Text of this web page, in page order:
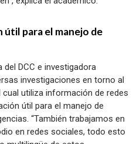
para el manejo de
del DCC e investigadora
investigaciones en torno al
cual utiliza información de redes
útil para el manejo de
“También trabajamos en
en redes sociales, todo esto